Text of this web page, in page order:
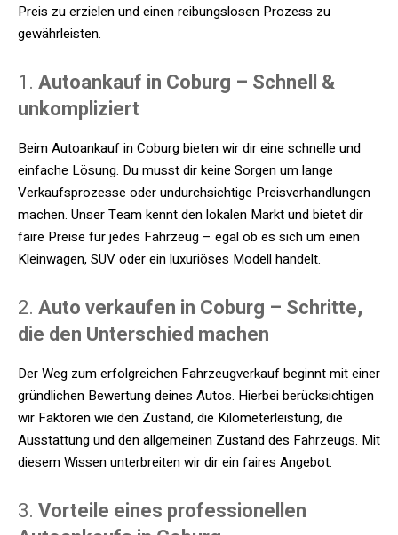
Preis zu erzielen und einen reibungslosen Prozess zu
gewährleisten.
1. Autoankauf in Coburg – Schnell &
unkompliziert
Beim Autoankauf in Coburg bieten wir dir eine schnelle und
einfache Lösung. Du musst dir keine Sorgen um lange
Verkaufsprozesse oder undurchsichtige Preisverhandlungen
machen. Unser Team kennt den lokalen Markt und bietet dir
faire Preise für jedes Fahrzeug – egal ob es sich um einen
Kleinwagen, SUV oder ein luxuriöses Modell handelt.
2. Auto verkaufen in Coburg – Schritte,
die den Unterschied machen
Der Weg zum erfolgreichen Fahrzeugverkauf beginnt mit einer
gründlichen Bewertung deines Autos. Hierbei berücksichtigen
wir Faktoren wie den Zustand, die Kilometerleistung, die
Ausstattung und den allgemeinen Zustand des Fahrzeugs. Mit
diesem Wissen unterbreiten wir dir ein faires Angebot.
3. Vorteile eines professionellen